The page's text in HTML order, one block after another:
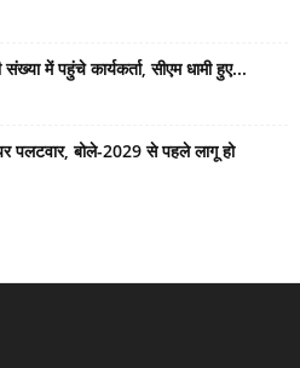
में पहुंचे कार्यकर्ता, सीएम धामी हुए...
पलटवार, बोले-2029 से पहले लागू हो